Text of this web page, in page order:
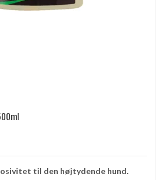
til den højtydende hund.